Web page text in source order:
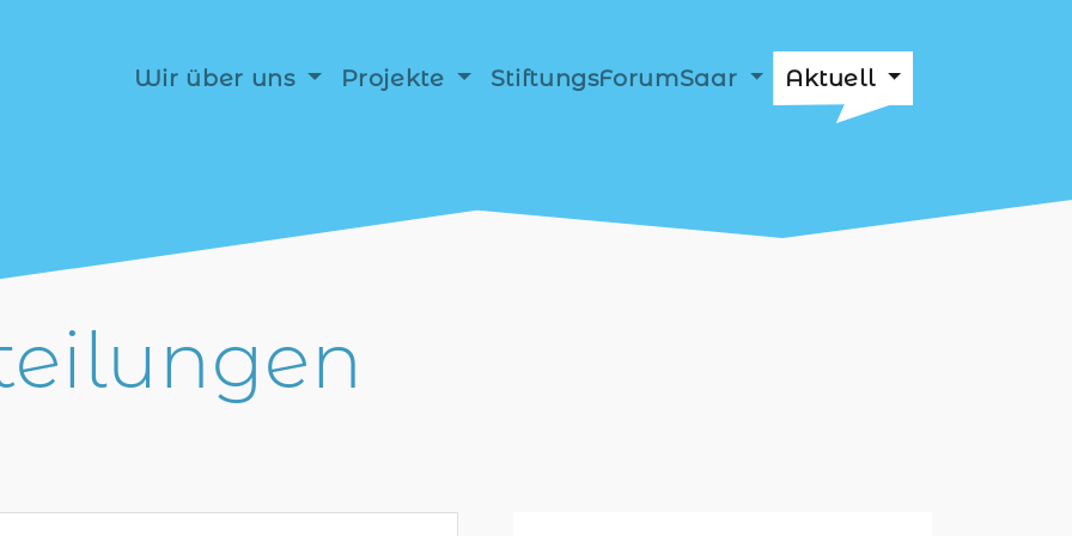
Wir über uns Projekte StiftungsForumSaar Aktuell